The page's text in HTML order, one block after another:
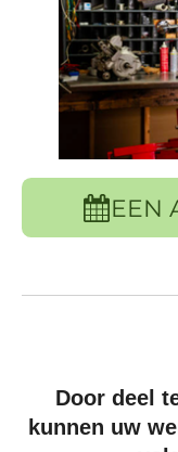
EEN
Door deel
kunnen uw